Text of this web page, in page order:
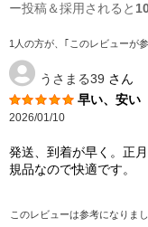
ー投稿＆採用されると
1人の方が、｢このレビューが
うさまる39 さん
早い、安い
2026/01/10
発送、到着が早く。正
規品なので快適です。
このレビューは参考になりま